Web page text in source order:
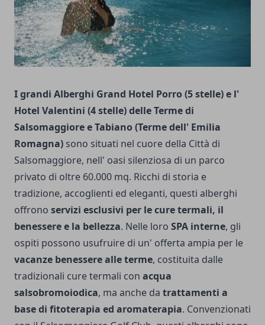
I grandi Alberghi Grand Hotel Porro (5 stelle) e l'
Hotel Valentini (4 stelle) delle Terme di
Salsomaggiore e Tabiano (Terme dell' Emilia
Romagna) sono situati nel cuore della Città di
Salsomaggiore, nell' oasi silenziosa di un parco
privato di oltre 60.000 mq. Ricchi di storia e
tradizione, accoglienti ed eleganti, questi alberghi
offrono servizi esclusivi per le cure termali, il
benessere e la bellezza. Nelle loro SPA interne, gli
ospiti possono usufruire di un' offerta ampia per le
vacanze benessere alle terme, costituita dalle
tradizionali cure termali con acqua
salsobromoiodica, ma anche da trattamenti a
base di fitoterapia ed aromaterapia. Convenzionati